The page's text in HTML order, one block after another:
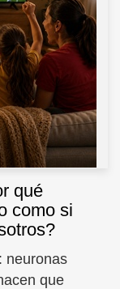
qué
como si
neuronas
que